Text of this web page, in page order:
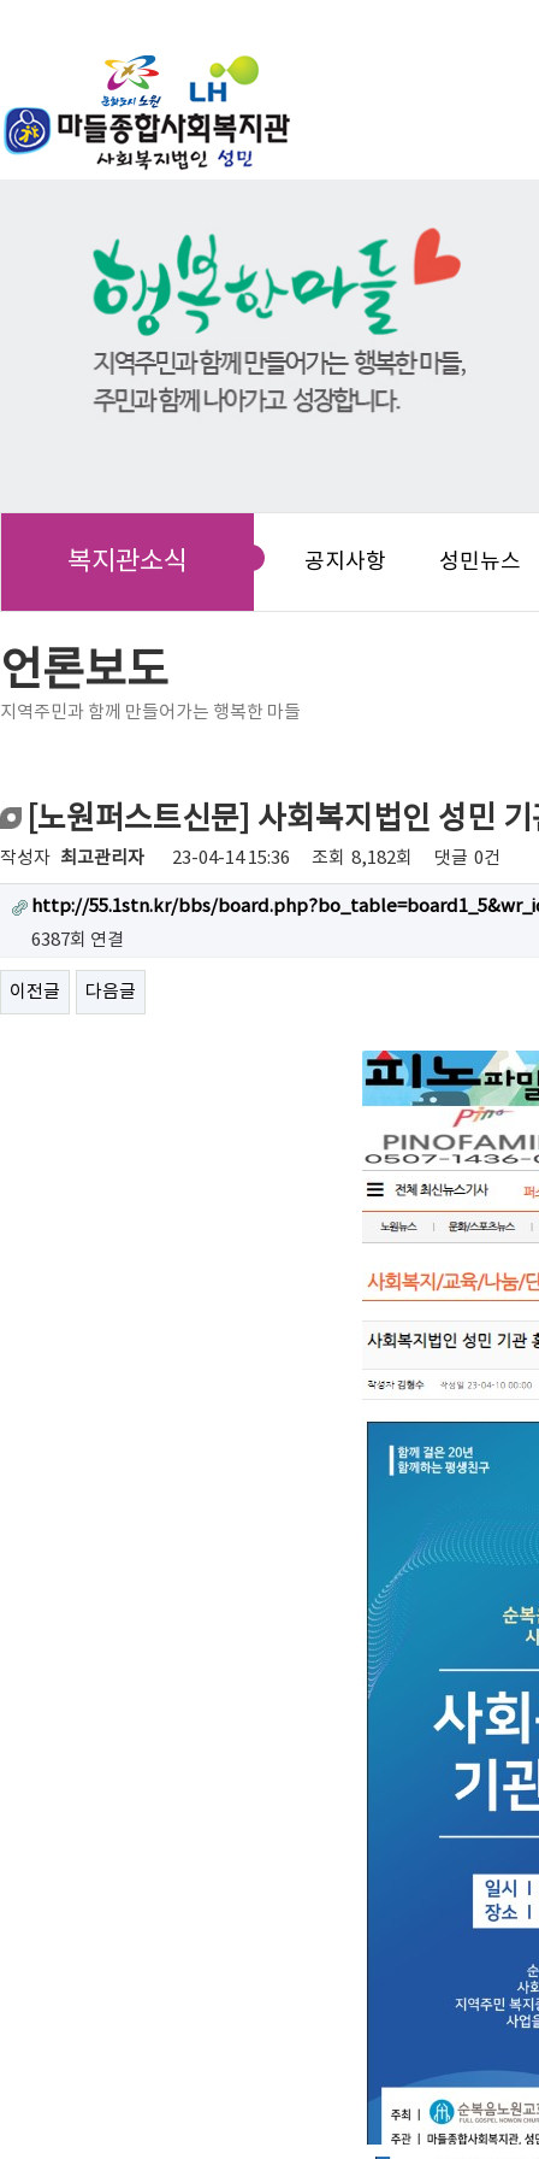
복지관소식 공지사항 성민뉴스
언론보도
지역주민과 함께 만들어가는 행복한 마들
[노원퍼스트신문] 사회복지법인 성민
작성자 최고관리자 23-04-14 15:36 조회 8,182회 댓글 0건
http://55.1stn.kr/bbs/
6387회 연결
이전글 다음글